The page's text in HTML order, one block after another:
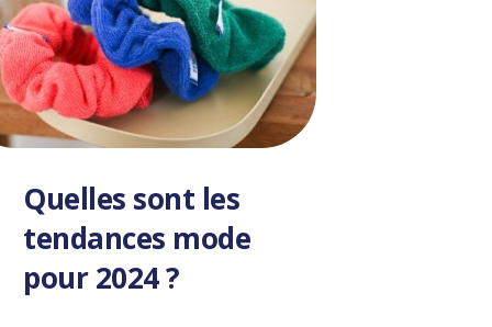
Quelles sont les
tendances mode
pour 2024 ?